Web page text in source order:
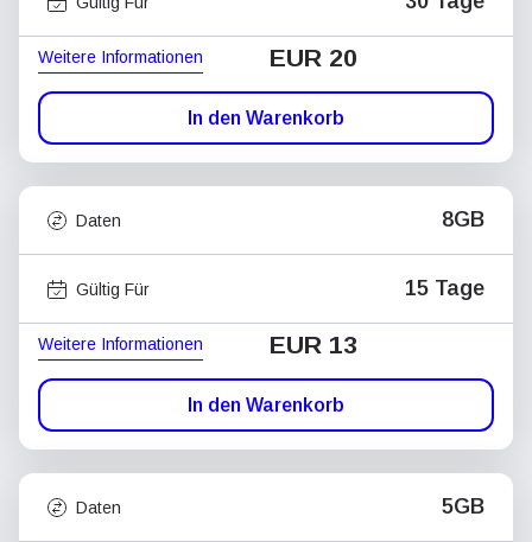
Weitere Informationen EUR 20
In den Warenkorb
Daten 8GB
Gültig Für 15 Tage
Weitere Informationen EUR 13
In den Warenkorb
Daten 5GB